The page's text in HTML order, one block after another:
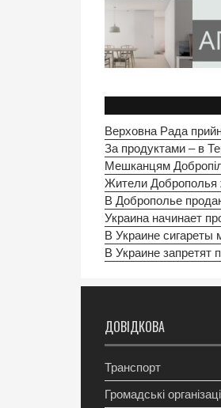
Верховна Рада
За продуктами – в
Мешканцям
Жители Доброполья
В Доброполье
Украина начинает
В Украине сигареты
В Украине запретят
ДОВІДКОВА
Транспорт
Громадські